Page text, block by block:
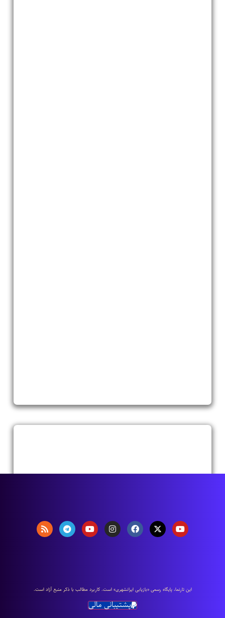
اين تارنما، پایگاه رسمی «بازیابی ایرانشهری» است. كاربرد مطالب با ذكر منبع آزاد است.
پشتیبانی مالی